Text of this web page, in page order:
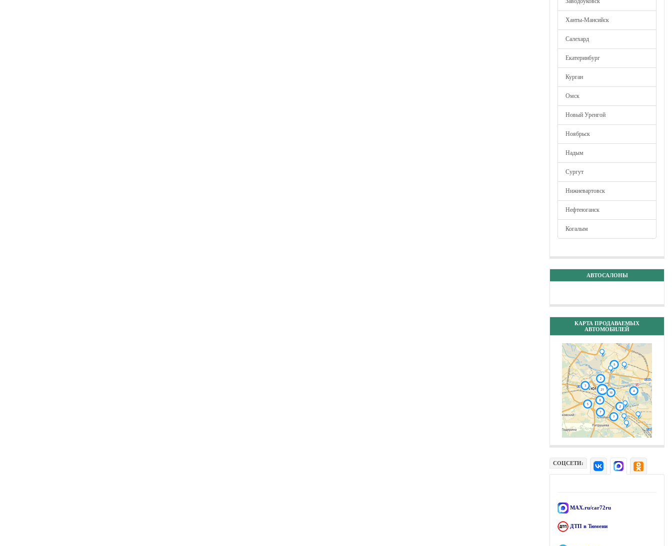
Ханты-Мансийск
Салехард
Екатеринбург
Курган
Омск
Новый Уренгой
Ноябрьск
Надым
Сургут
Нижневартовск
Нефтеюганск
Когалым
АВТОСАЛОНЫ
КАРТА ПРОДАВАЕМЫХ
АВТОМОБИЛЕЙ
СОЦСЕТИ:
MAX.ru/car72ru
ДТП в Тюмени